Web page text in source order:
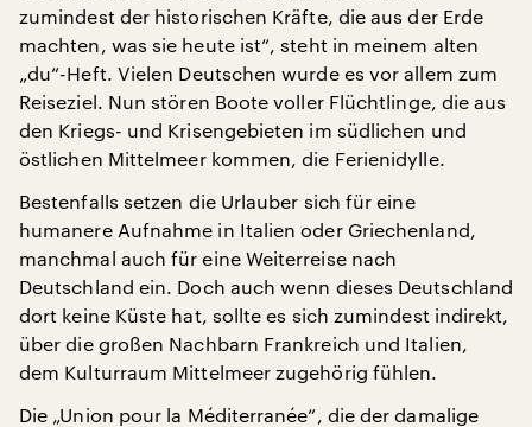
zumindest der historischen Kräfte, die aus der Erde
machten, was sie heute ist“, steht in meinem alten
„du“-Heft. Vielen Deutschen wurde es vor allem zum
Reiseziel. Nun stören Boote voller Flüchtlinge, die aus
den Kriegs- und Krisengebieten im südlichen und
östlichen Mittelmeer kommen, die Ferienidylle.
Bestenfalls setzen die Urlauber sich für eine
humanere Aufnahme in Italien oder Griechenland,
manchmal auch für eine Weiterreise nach
Deutschland ein. Doch auch wenn dieses Deutschland
dort keine Küste hat, sollte es sich zumindest indirekt,
über die großen Nachbarn Frankreich und Italien,
dem Kulturraum Mittelmeer zugehörig fühlen.
Die „Union pour la Méditerranée“, die der damalige